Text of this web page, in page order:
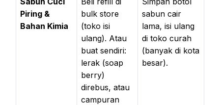
Piring &
Bahan Kimia
bulk store
(toko isi
ulang). Atau
buat sendiri:
lerak (soap
berry)
direbus, atau
campuran
sabun cair
lama, isi ulang
di toko curah
(banyak di kota
besar).